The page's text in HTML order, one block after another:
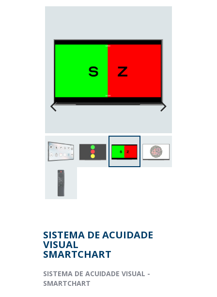
SISTEMA DE ACUIDADE
VISUAL
SMARTCHART
SISTEMA DE ACUIDADE VISUAL -
SMARTCHART